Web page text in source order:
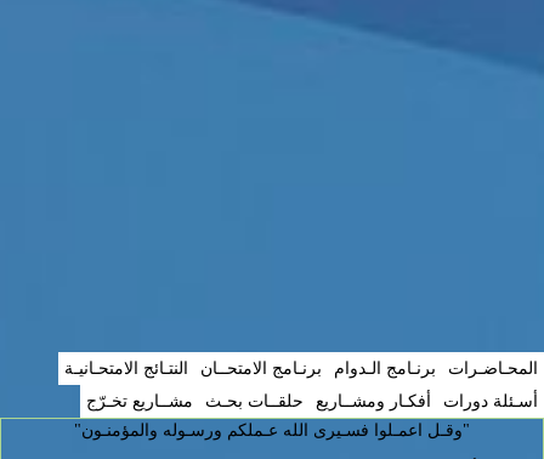
المحـاضـرات برنـامج الـدوام برنـامج الامتحــان
النتـائج الامتحـانيـة
أسـئلة دورات
أفكـار ومشــاريع حلقــات بحـث
مشــاريع تخـرّج
"وقـل اعمـلوا فسـيرى الله عـملكم ورسـوله والمؤمنـون"